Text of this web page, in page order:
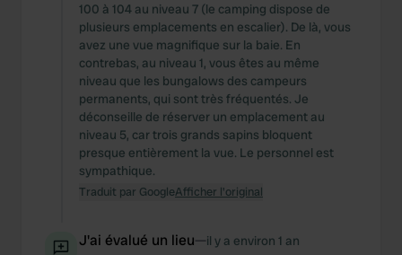
100 à 104 au niveau 7 (le camping dispose de
plusieurs emplacements en escalier). De là, vous
avez une vue magnifique sur la baie. En
contrebas, au niveau 1, vous êtes au même
niveau que les bungalows des campeurs
permanents, qui sont très fréquentés. Je
déconseille de réserver un emplacement au
niveau 5, car trois grands sapins bloquent
presque entièrement la vue. Le personnel est
sympathique.
Traduit par GoogleAfficher l'original
J'ai évalué un lieu—il y a environ 1 an